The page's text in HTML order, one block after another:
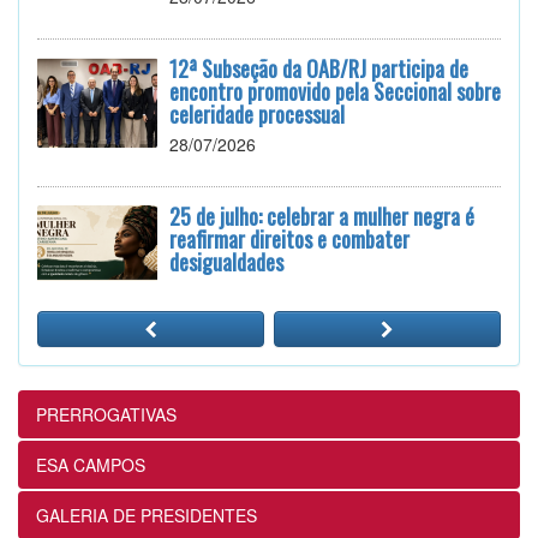
12ª Subseção da OAB/RJ participa de
encontro promovido pela Seccional sobre
celeridade processual
28/07/2026
25 de julho: celebrar a mulher negra é
reafirmar direitos e combater
desigualdades
12ª Subseção e ESA realizam
Masterclass sobre Crimes Eleitorais na
Prática
24/07/2026
12ª Subseção e ESA alinham projetos e
PRERROGATIVAS
ESA CAMPOS
GALERIA DE PRESIDENTES